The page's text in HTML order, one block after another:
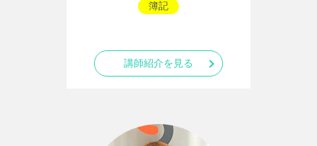
簿記
講師紹介を見る